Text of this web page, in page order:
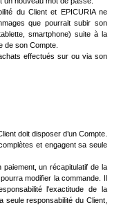
du Client et EPICURIA ne
que pourrait subir son
smartphone) suite à la
de son Compte.
effectués sur ou via son
doit disposer d’un Compte.
et engagent sa seule
un récapitulatif de la
modifier la commande. Il
l'exactitude de la
responsabilité du Client,